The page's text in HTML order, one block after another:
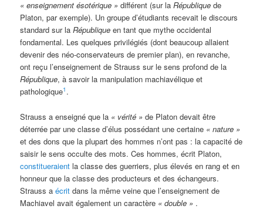
« enseignement ésotérique » différent (sur la République de
Platon, par exemple). Un groupe d’étudiants recevait le discours
standard sur laRépublique en tant que mythe occidental
fondamental. Les quelques privilégiés (dont beaucoup allaient
devenir des néo-conservateurs de premier plan), en revanche,
ont reçu l’enseignement de Strauss sur le sens profond de la
République, à savoir la manipulation machiavélique et
pathologique1 .
Strauss a enseigné que la « vérité » de Platon devait être
déterrée par une classe d’élus possédant une certaine « nature »
et des dons que la plupart des hommes n’ont pas : la capacité de
saisir le sens occulte des mots. Ces hommes, écrit Platon,
constitueraient la classe des guerriers, plus élevés en rang et en
honneur que la classe des producteurs et des échangeurs.
Strauss aécrit dans la même veine que l’enseignement de
Machiavel avait également un caractère « double » .